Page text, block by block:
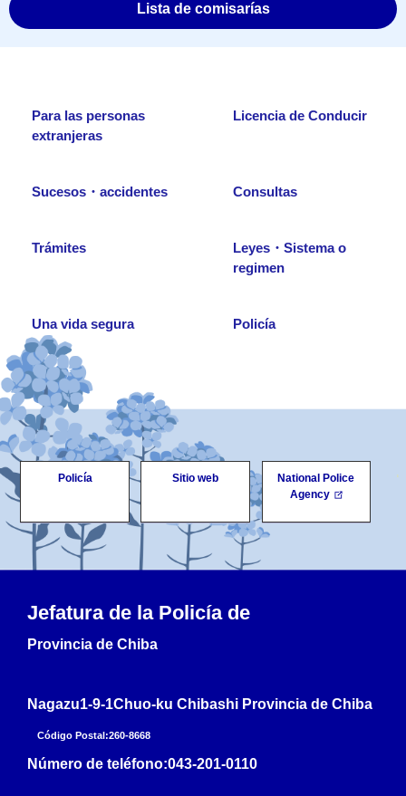
Lista de comisarías
Para las personas
extranjeras
Licencia de Conducir
Sucesos・accidentes Consultas
Trámites
Leyes・Sistema o
regimen
Una vida segura Policía
Policía Sitio web
National Police
Agency
Jefatura de la Policía de
Provincia de Chiba
Nagazu1-9-1Chuo-ku Chibashi Provincia de Chiba
Código Postal:260-8668
Número de teléfono:043-201-0110